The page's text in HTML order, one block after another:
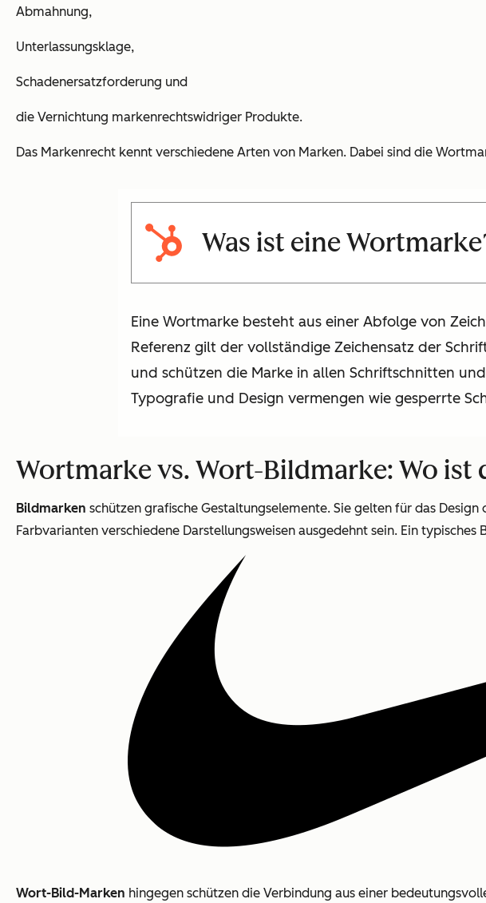
Abmahnung,
Unterlassungsklage,
Schadenersatzforderung und
die Vernichtung markenrechtswidriger Produkte.
Das Markenrecht kennt verschiedene Arten von Marken. Dabei sind die
Was ist eine
Eine Wortmarke besteht aus einer Abfolge von
Referenz gilt der vollständige Zeichensatz der
und schützen die Marke in allen Schriftschnitten
Typografie und Design vermengen wie gesperrte
Wortmarke vs. Wort-Bildmarke: Wo ist
Bildmarken schützen grafische Gestaltungselemente. Sie gelten für das
Farbvarianten verschiedene Darstellungsweisen ausgedehnt sein. Ein
Wort-Bild-Marken hingegen schützen die Verbindung aus einer